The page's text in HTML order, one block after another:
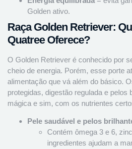
Golden ativo.
Raça Golden Retriever:
Quatree Oferece?
O Golden Retriever é conhecido por
cheio de energia. Porém, esse porte
alimentação que vá além do básico.
protegidas, digestão regulada e pelos
mágica e sim, com os nutrientes
Pele saudável e pelos
Contém ômega 3 e 6,
ingredientes ajudam a